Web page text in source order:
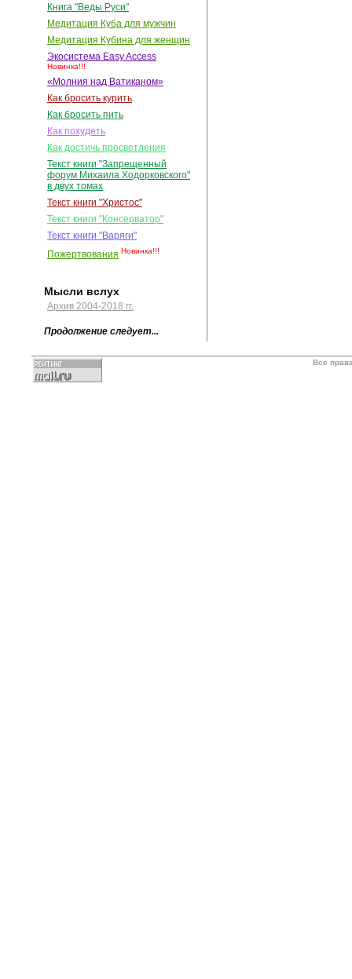
Книга "Веды Руси"
Медитация Куба для мужчин
Медитация Кубина для женщин
Экосистема Easy Access
Новинка!!!
«Молния над Ватиканом»
Как бросить курить
Как бросить пить
Как похудеть
Как достичь просветления
Текст книги "Запрещенный
форум Михаила Ходорковского"
в двух томах
Текст книги "Христос"
Текст книги "Консерватор"
Текст книги "Варяги"
Пожертвования Новинка!!!
Мысли вслух
Архив 2004-2018 гг.
Продолжение следует...
Все